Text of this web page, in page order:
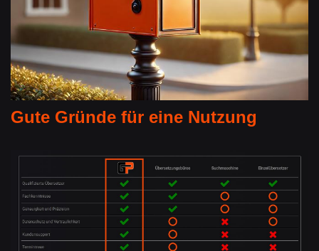
Gute Gründe für eine Nutzung